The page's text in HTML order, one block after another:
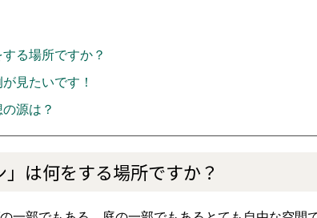
する場所ですか？
見たいです！
源は？
は何をする場所ですか？